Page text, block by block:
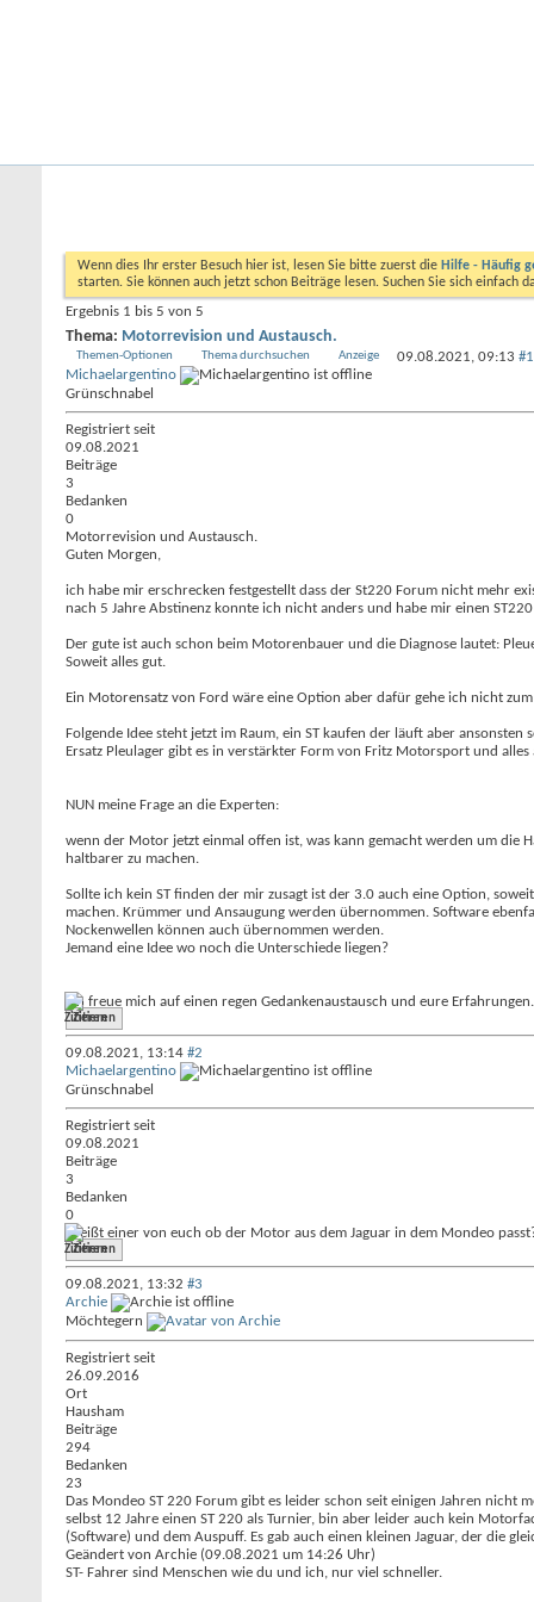
Wenn dies Ihr erster Besuch hier ist, lesen Sie bitte zuerst die Hilfe - Häufig
starten. Sie können auch jetzt schon Beiträge lesen. Suchen Sie sich einfach
Ergebnis 1 bis 5 von 5
Thema: Motorrevision und Austausch.
Themen-Optionen Thema durchsuchen Anzeige 09.08.2021, 09:13 #1
Michaelargentino
Grünschnabel
Registriert seit
09.08.2021
Beiträge
3
Bedanken
0
Motorrevision und Austausch.
Guten Morgen,
ich habe mir erschrecken festgestellt dass der St220 Forum nicht mehr
nach 5 Jahre Abstinenz konnte ich nicht anders und habe mir einen
Der gute ist auch schon beim Motorenbauer und die Diagnose lautet:
Soweit alles gut.
Ein Motorensatz von Ford wäre eine Option aber dafür gehe ich nicht
Folgende Idee steht jetzt im Raum, ein ST kaufen der läuft aber
Ersatz Pleulager gibt es in verstärkter Form von Fritz Motorsport und
NUN meine Frage an die Experten:
wenn der Motor jetzt einmal offen ist, was kann gemacht werden um die
haltbarer zu machen.
Sollte ich kein ST finden der mir zusagt ist der 3.0 auch eine Option,
machen. Krümmer und Ansaugung werden übernommen. Software
Nockenwellen können auch übernommen werden.
Jemand eine Idee wo noch die Unterschiede liegen?
Ich freue mich auf einen regen Gedankenaustausch und eure Erfahrungen.
Zitieren
09.08.2021, 13:14 #2
Michaelargentino
Grünschnabel
Registriert seit
09.08.2021
Beiträge
3
Bedanken
0
Weißt einer von euch ob der Motor aus dem Jaguar in dem Mondeo
Zitieren
09.08.2021, 13:32 #3
Archie
Möchtegern
Registriert seit
26.09.2016
Ort
Hausham
Beiträge
294
Bedanken
23
Das Mondeo ST 220 Forum gibt es leider schon seit einigen Jahren
selbst 12 Jahre einen ST 220 als Turnier, bin aber leider auch kein
(Software) und dem Auspuff. Es gab auch einen kleinen Jaguar, der die
Geändert von Archie (09.08.2021 um 14:26 Uhr)
ST- Fahrer sind Menschen wie du und ich, nur viel schneller.